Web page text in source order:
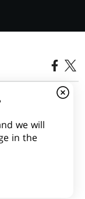
DI
we will
in the